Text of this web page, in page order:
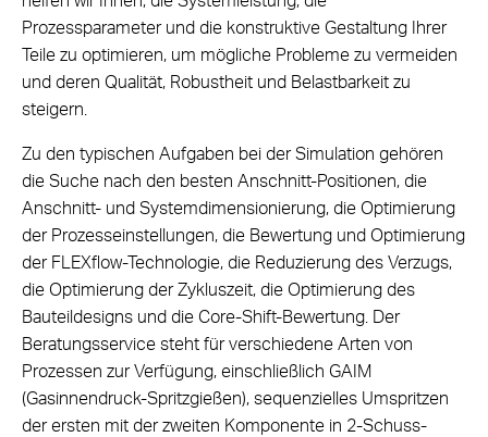
Prozessparameter und die konstruktive Gestaltung Ihrer
Teile zu optimieren, um mögliche Probleme zu vermeiden
und deren Qualität, Robustheit und Belastbarkeit zu
steigern.
Zu den typischen Aufgaben bei der Simulation gehören
die Suche nach den besten Anschnitt-Positionen, die
Anschnitt- und Systemdimensionierung, die Optimierung
der Prozesseinstellungen, die Bewertung und Optimierung
der FLEXflow-Technologie, die Reduzierung des Verzugs,
die Optimierung der Zykluszeit, die Optimierung des
Bauteildesigns und die Core-Shift-Bewertung. Der
Beratungsservice steht für verschiedene Arten von
Prozessen zur Verfügung, einschließlich GAIM
(Gasinnendruck-Spritzgießen), sequenzielles Umspritzen
der ersten mit der zweiten Komponente in 2-Schuss-